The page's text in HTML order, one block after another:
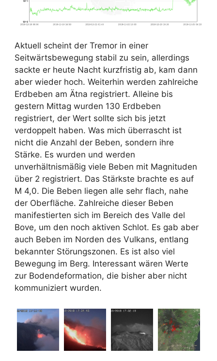
Aktuell scheint der Tremor in einer
Seitwärtsbewegung stabil zu sein, allerdings
sackte er heute Nacht kurzfristig ab, kam dann
aber wieder hoch. Weiterhin werden zahlreiche
Erdbeben am Ätna registriert. Alleine bis
gestern Mittag wurden 130 Erdbeben
registriert, der Wert sollte sich bis jetzt
verdoppelt haben. Was mich überrascht ist
nicht die Anzahl der Beben, sondern ihre
Stärke. Es wurden und werden
unverhältnismäßig viele Beben mit Magnituden
über 2 registriert. Das Stärkste brachte es auf
M 4,0. Die Beben liegen alle sehr flach, nahe
der Oberfläche. Zahlreiche dieser Beben
manifestierten sich im Bereich des Valle del
Bove, um den noch aktiven Schlot. Es gab aber
auch Beben im Norden des Vulkans, entlang
bekannter Störungszonen. Es ist also viel
Bewegung im Berg. Interessant wären Werte
zur Bodendeformation, die bisher aber nicht
kommuniziert wurden.